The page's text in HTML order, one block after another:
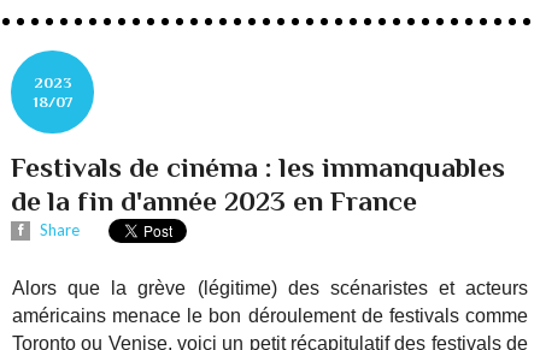
2023
18/07
Festivals de cinéma : les immanquables
de la fin d'année 2023 en France
Share
Alors que la grève (légitime) des scénaristes et acteurs
américains menace le bon déroulement de festivals comme
Toronto ou Venise, voici un petit récapitulatif des festivals de